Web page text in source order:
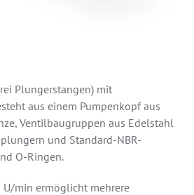
Plungerstangen) mit
aus einem Pumpenkopf aus
Ventilbaugruppen aus Edelstahl
und Standard-NBR-
O-Ringen.
min ermöglicht mehrere